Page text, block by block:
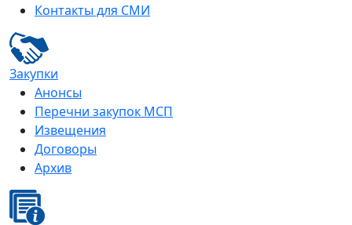
Контакты для СМИ
Закупки
Анонсы
Перечни закупок МСП
Извещения
Договоры
Архив